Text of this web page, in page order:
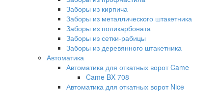
Заборы из кирпича
Заборы из металлического штакетника
Заборы из поликарбоната
Заборы из сетки-рабицы
Заборы из деревянного штакетника
Автоматика
Автоматика для откатных ворот Came
Came BX 708
Автоматика для откатных ворот Nice